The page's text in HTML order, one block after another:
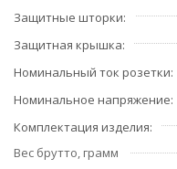
Защитные шторки
Защитная крышка
Номинальный ток розетки
Номинальное напряжение
Комплектация изделия
Вес брутто, грамм